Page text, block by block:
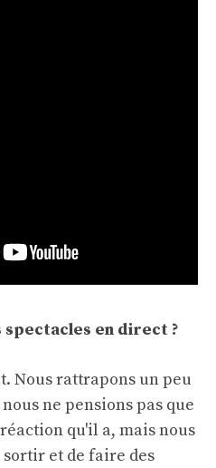
en direct ?
Nous rattrapons un peu
ne pensions pas que
qu'il a, mais nous
sortir et de faire des